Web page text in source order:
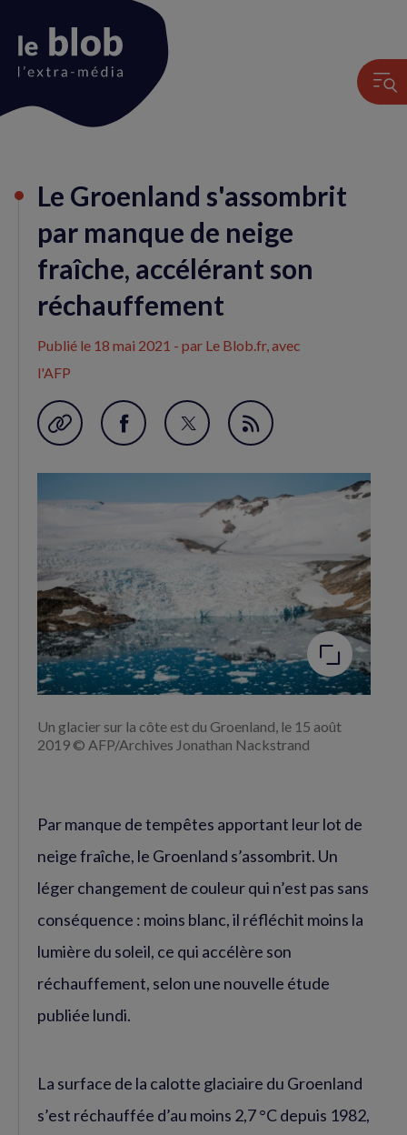
du
Le Groenland s'assombrit
par manque de neige
fraîche, accélérant son
réchauffement
Publié le 18 mai 2021 - par Le Blob.fr, avec
l'AFP
Garder en favori
Partager
fenêtre)
Partager
(nouvelle
fenêtre)
Flux
Agrandir
Un glacier sur la côte est du Groenland, le 15 août
2019 © AFP/Archives Jonathan Nackstrand
Par manque de tempêtes apportant leur lot de
neige fraîche, le Groenland s’assombrit. Un
léger changement de couleur qui n’est pas sans
conséquence : moins blanc, il réfléchit moins la
lumière du soleil, ce qui accélère son
réchauffement, selon une nouvelle étude
publiée lundi.
La surface de la calotte glaciaire du Groenland
s’est réchauffée d’au moins 2,7 °C depuis 1982,